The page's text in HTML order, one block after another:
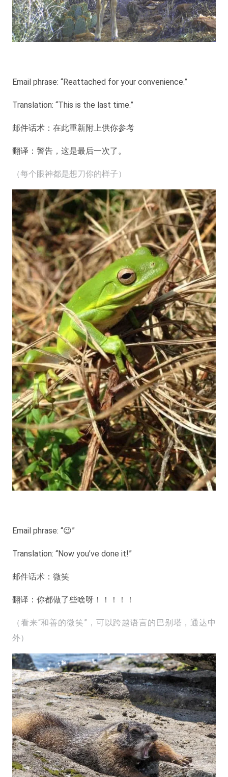
Email phrase: “Reattached for your convenience.”
Translation: “This is the last time.”
邮件话术：在此重新附上供你参考
翻译：警告，这是最后一次了。
（每个眼神都是想刀你的样子）
Email phrase: “😉”
Translation: “Now you’ve done it!”
邮件话术：微笑
翻译：你都做了些啥呀！！！！！
（看来“和善的微笑”，可以跨越语言的巴别塔，通达中
外）